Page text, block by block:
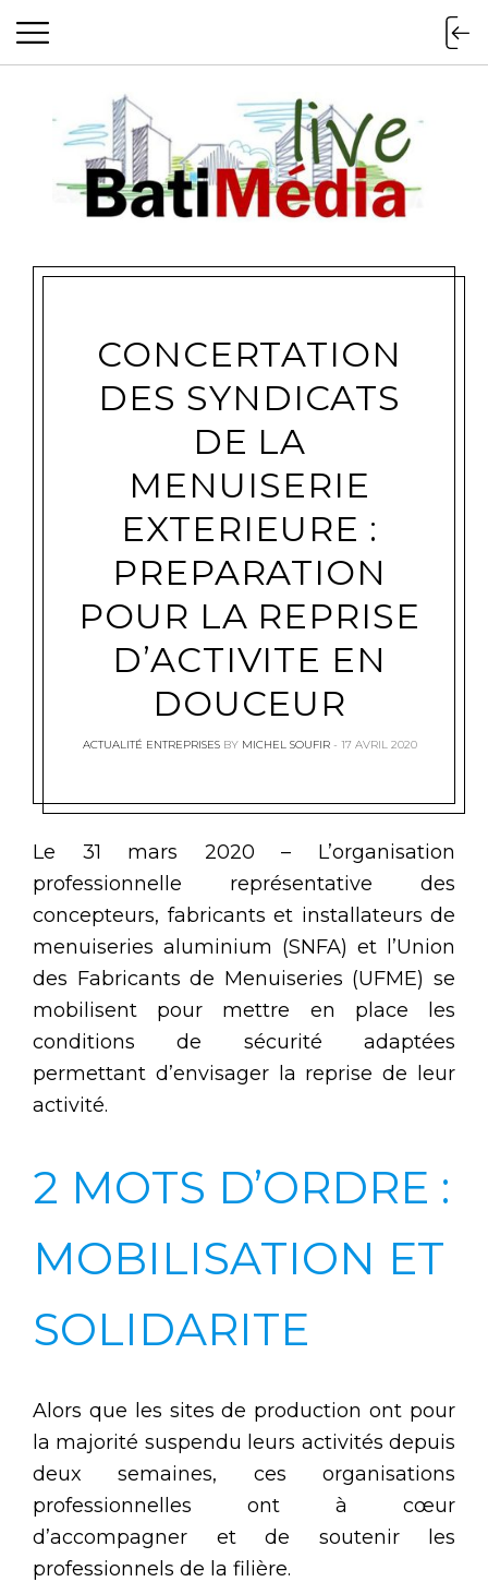
Batimedialive
CONCERTATION
DES SYNDICATS
DE LA
MENUISERIE
EXTERIEURE :
PREPARATION
POUR LA REPRISE
D’ACTIVITE EN
DOUCEUR
ACTUALITÉ ENTREPRISES BY MICHEL SOUFIR 17 AVRIL 2020
Le 31 mars 2020 – L’organisation
professionnelle représentative des
concepteurs, fabricants et installateurs de
menuiseries aluminium (SNFA) et l’Union
des Fabricants de Menuiseries (UFME) se
mobilisent pour mettre en place les
conditions de sécurité adaptées
permettant d’envisager la reprise de leur
activité.
2 MOTS D’ORDRE :
MOBILISATION ET
SOLIDARITE
Alors que les sites de production ont pour
la majorité suspendu leurs activités depuis
deux semaines, ces organisations
professionnelles ont à cœur
d’accompagner et de soutenir les
professionnels de la filière.